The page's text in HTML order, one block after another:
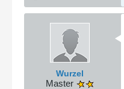
Wurzel
Master